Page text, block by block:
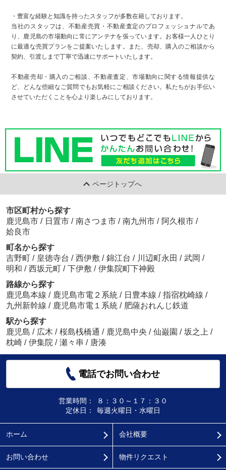
・豊富な経験と知識を持ったスタッフが多数在籍しております。
当社のスタッフは、不動産売買・不動産査定のプロフェッショナルであ
り、鹿児島の市場動向に常にアンテナを張っています。お客様一人ひとり
に最適な売買プランをご提案いたします。また、売却、購入のご相談から
契約、引渡しまで丁寧で迅速にサポートいたします。
不動産売却・購入のご相談、不動産査定、市場動向に関する情報提供な
ど、どんな些細なご質問でもお気軽にご相談ください。私たちがお手伝い
させていただくことを心より楽しみにしております。
ページトップへ
市区町村から探す
鹿児島市 / 日置市 / 南さつま市 / 南九州市 / 阿久根市 /
姶良市
町名から探す
吉野町 / 皇徳寺台 / 西伊敷 / 錦江台 / 川辺町永田 / 武岡 /
明和 / 西坂元町 / 下伊敷 / 伊集院町下神殿
路線から探す
鹿児島本線 / 鹿児島市電２系統 / 日豊本線 / 指宿枕崎線 /
九州新幹線 / 鹿児島市電１系統 / 肥薩おれんじ鉄道
駅から探す
鹿児島 / 広木 / 桜島桟橋通 / 鹿児島中央 / 仙巌園 / 坂之上 /
枕崎 / 伊集院 / 瀬々串 / 唐湊
電話でお問い合わせ
営業時間：
８：３０～１７：３０
定休日：
毎週火曜日・水曜日
ホーム 会社概要
お問い合わせ 物件リクエスト